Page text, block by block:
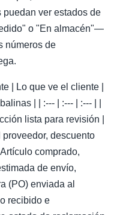
puedan ver estados de
o "En almacén"—
números de
| Lo que ve el cliente |
| | :--- | :--- | :--- | |
lista para revisión |
descuento
Artículo comprado,
de envío,
(PO) enviada al
recibido e